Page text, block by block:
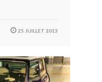
25 JUILLET 2013